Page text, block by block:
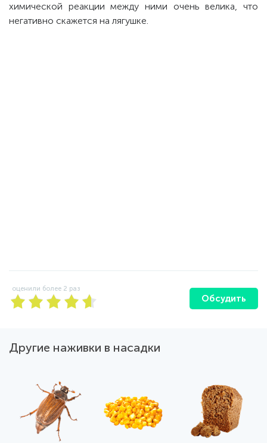
химической реакции между ними очень велика, что
негативно скажется на лягушке.
оценили более 2 раз
Обсудить
Другие наживки в насадки